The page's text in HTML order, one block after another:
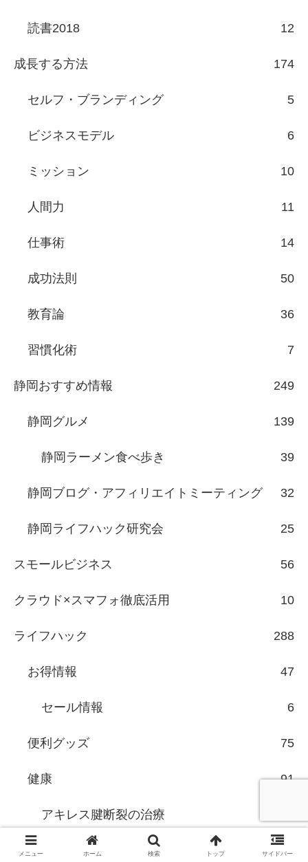
読書2018 12
成長する方法 174
セルフ・ブランディング 5
ビジネスモデル 6
ミッション 10
人間力 11
仕事術 14
成功法則 50
教育論 36
習慣化術 7
静岡おすすめ情報 249
静岡グルメ 139
静岡ラーメン食べ歩き 39
静岡ブログ・アフィリエイトミーティング 32
静岡ライフハック研究会 25
スモールビジネス 56
クラウド×スマフォ徹底活用 10
ライフハック 288
お得情報 47
セール情報 6
便利グッズ 75
健康 91
アキレス腱断裂の治療
禁煙 9
メニュー ホーム 検索 トップ サイドバー